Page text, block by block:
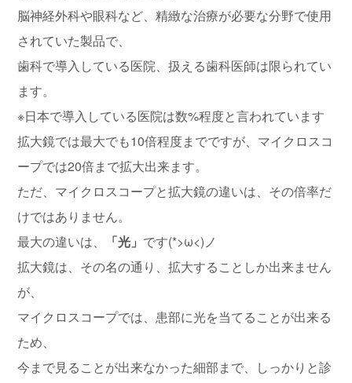
脳神経外科や眼科など、精緻な治療が必要な分野で使用
されていた製品で、
歯科で導入している医院、扱える歯科医師は限られてい
ます。
※日本で導入している医院は数%程度と言われています
拡大鏡では最大でも10倍程度までですが、マイクロスコ
ープでは20倍まで拡大出来ます。
ただ、マイクロスコープと拡大鏡の違いは、その倍率だ
けではありません。
最大の違いは、
「光」 です(*>ω<)ノ
拡大鏡は、その名の通り、拡大することしか出来ません
が、
マイクロスコープでは、患部に光を当てることが出来る
ため、
今まで見ることが出来なかった細部まで、しっかりと診